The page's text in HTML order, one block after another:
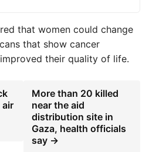
that women could change
that show cancer
their quality of life.
air
More than 20 killed
near the aid
distribution site in
Gaza, health officials
say →